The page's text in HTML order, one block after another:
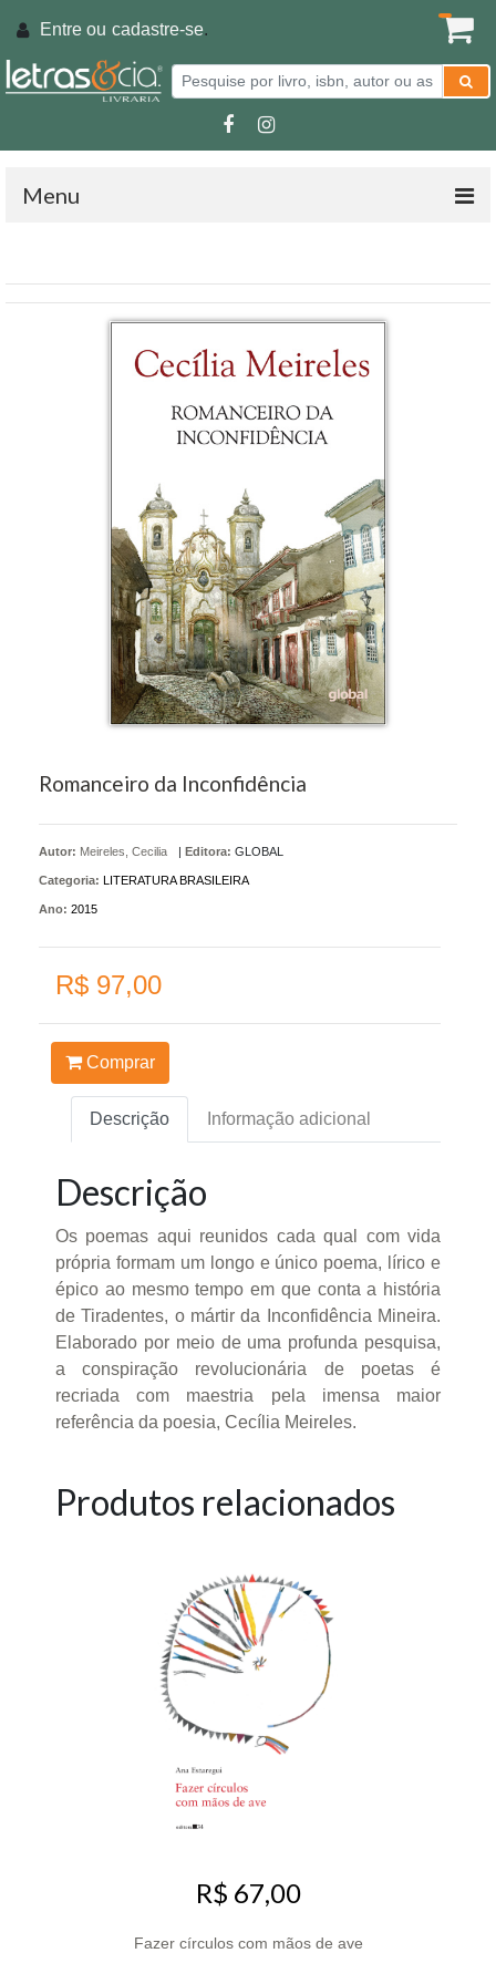
Entre ou cadastre-se.
Menu
Romanceiro da Inconfidência
Autor: Meireles, Cecilia | Editora: GLOBAL
Categoria: LITERATURA BRASILEIRA
Ano: 2015
R$ 97,00
Comprar
Descrição Informação adicional
Descrição
Os poemas aqui reunidos cada qual com vida
própria formam um longo e único poema, lírico e
épico ao mesmo tempo em que conta a história
de Tiradentes, o mártir da Inconfidência Mineira.
Elaborado por meio de uma profunda pesquisa,
a conspiração revolucionária de poetas é
recriada com maestria pela imensa maior
referência da poesia, Cecília Meireles.
Produtos relacionados
R$ 67,00
Fazer círculos com mãos de ave